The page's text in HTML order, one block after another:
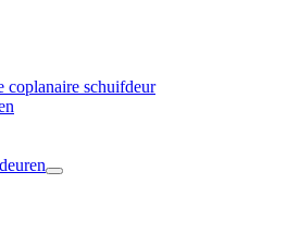
coplanaire schuifdeur